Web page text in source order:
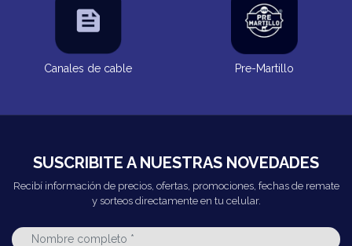
Canales de cable Pre-Martillo
SUSCRIBITE A NUESTRAS NOVEDADES
Recibí información de precios, ofertas, promociones, fechas de remate
y sorteos directamente en tu celular.